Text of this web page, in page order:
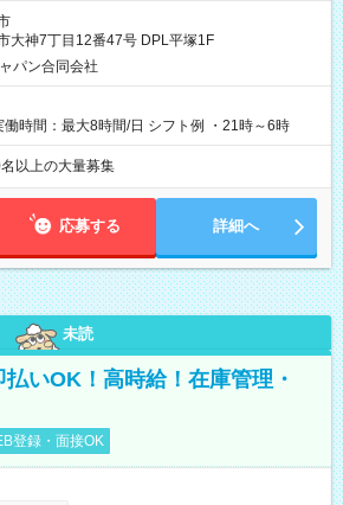
て働けます！ 【試用期間】試用期間
長さ：1週間 雇用形態、給与は本採用時と同じ
大神7丁目12番47号 DPL平塚1F
パン合同会社
働時間：最大8時間/日 シフト例 ・21時～6時
以上の大量募集
応募する 詳細へ
未読
いOK！高時給！在庫管理・
登録・面接OK